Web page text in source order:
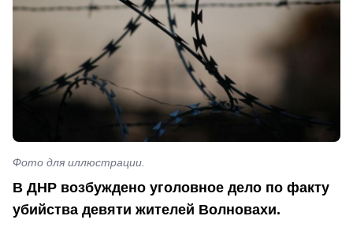
Фото для иллюстрации.
В ДНР возбуждено уголовное дело по факту
убийства девяти жителей Волновахи.